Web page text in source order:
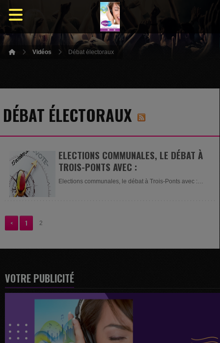
Vidéos Débat électoraux
DÉBAT ÉLECTORAUX
ELECTIONS COMMUNALES, LE DÉBAT À
TROIS-PONTS AVEC :
Elections communales, le débat à Trois-Ponts avec :
< 1 2
VOTRE PUBLICITÉ